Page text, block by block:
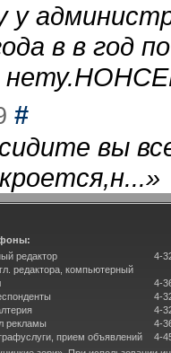
у
в в год
#
вы
»
редактор
редактора, компьютерный
рекламы
прием объявлений
4-
4-
4-
4-
4-
4-